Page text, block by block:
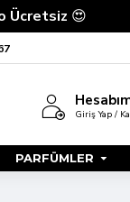
Ücretsiz 😍
Giriş Yap /
PARFÜMLER